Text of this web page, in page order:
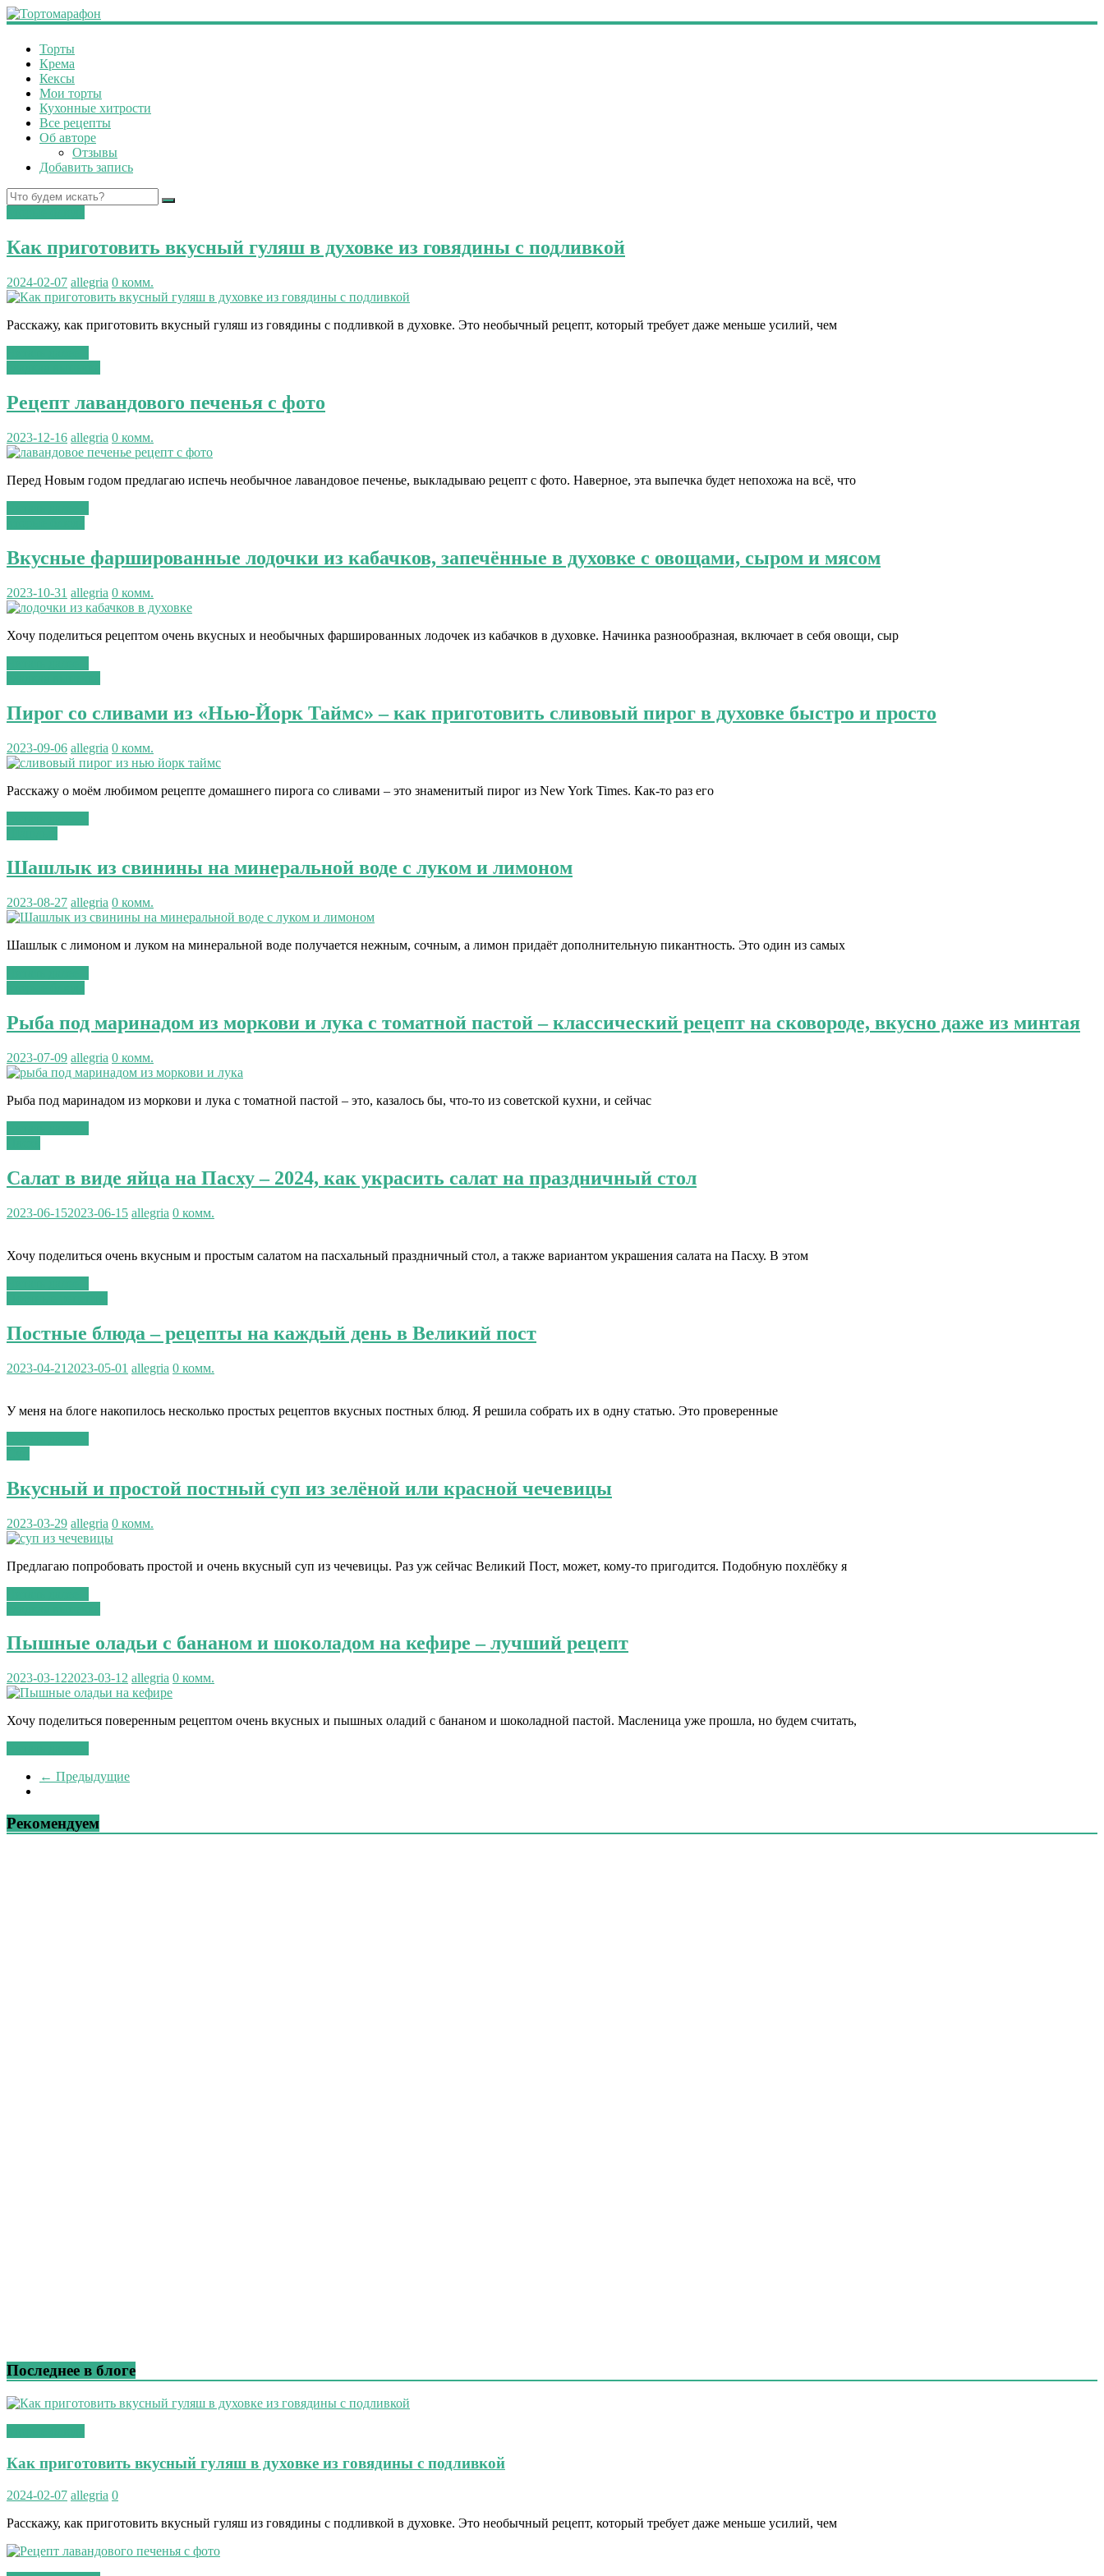
Торты
Крема
Кексы
Мои торты
Кухонные хитрости
Все рецепты
Об авторе
Отзывы
Добавить запись
Как приготовить вкусный гуляш в духовке из говядины с подливкой
2024-02-07 allegria 0 комм.
Расскажу, как приготовить вкусный гуляш из говядины с подливкой в духовке. Это необычный рецепт, который требует даже меньше усилий, чем
Рецепт лавандового печенья с фото
2023-12-16 allegria 0 комм.
Перед Новым годом предлагаю испечь необычное лавандовое печенье, выкладываю рецепт с фото. Наверное, эта выпечка будет непохожа на всё, что
Вкусные фаршированные лодочки из кабачков, запечённые в духовке с овощами, сыром и мясом
2023-10-31 allegria 0 комм.
Хочу поделиться рецептом очень вкусных и необычных фаршированных лодочек из кабачков в духовке. Начинка разнообразная, включает в себя овощи, сыр
Пирог со сливами из «Нью-Йорк Таймс» – как приготовить сливовый пирог в духовке быстро и просто
2023-09-06 allegria 0 комм.
Расскажу о моём любимом рецепте домашнего пирога со сливами – это знаменитый пирог из New York Times. Как-то раз его
Шашлык из свинины на минеральной воде с луком и лимоном
2023-08-27 allegria 0 комм.
Шашлык с лимоном и луком на минеральной воде получается нежным, сочным, а лимон придаёт дополнительную пикантность. Это один из самых
Рыба под маринадом из моркови и лука с томатной пастой – классический рецепт на сковороде, вкусно даже из минтая
2023-07-09 allegria 0 комм.
Рыба под маринадом из моркови и лука с томатной пастой – это, казалось бы, что-то из советской кухни, и сейчас
Салат в виде яйца на Пасху – 2024, как украсить салат на праздничный стол
2023-06-152023-06-15 allegria 0 комм.
Хочу поделиться очень вкусным и простым салатом на пасхальный праздничный стол, а также вариантом украшения салата на Пасху. В этом
Постные блюда – рецепты на каждый день в Великий пост
2023-04-21 2023-05-01 allegria 0 комм.
У меня на блоге накопилось несколько простых рецептов вкусных постных блюд. Я решила собрать их в одну статью. Это проверенные
Вкусный и простой постный суп из зелёной или красной чечевицы
2023-03-29 allegria 0 комм.
Предлагаю попробовать простой и очень вкусный суп из чечевицы. Раз уж сейчас Великий Пост, может, кому-то пригодится. Подобную похлёбку я
Пышные оладьи с бананом и шоколадом на кефире – лучший рецепт
2023-03-122023-03-12 allegria 0 комм.
Хочу поделиться поверенным рецептом очень вкусных и пышных оладий с бананом и шоколадной пастой. Масленица уже прошла, но будем считать,
← Предыдущие
Рекомендуем
Последнее в блоге
Как приготовить вкусный гуляш в духовке из говядины с подливкой
2024-02-07 allegria 0
Расскажу, как приготовить вкусный гуляш из говядины с подливкой в духовке. Это необычный рецепт, который требует даже меньше усилий, чем